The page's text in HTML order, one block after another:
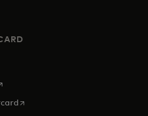
a new tab
in a new tab
opens in a new tab